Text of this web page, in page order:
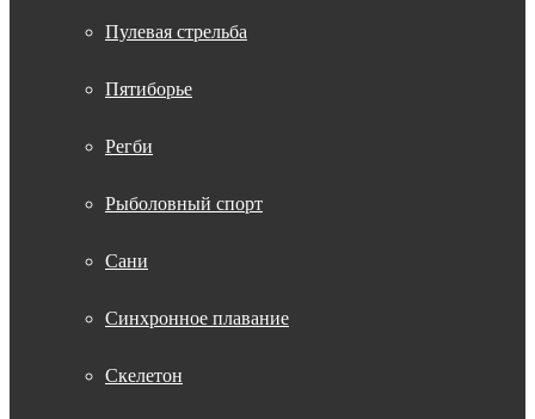
Пулевая стрельба
Пятиборье
Регби
Рыболовный спорт
Сани
Синхронное плавание
Скелетон